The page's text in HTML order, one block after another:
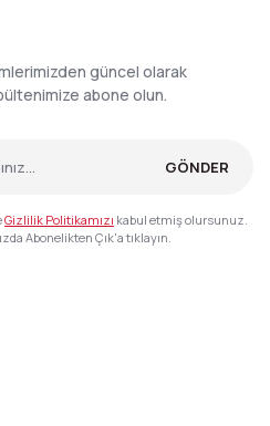
güncel olarak
abone olun.
GÖNDER
Gizlilik Politikamızı kabul etmiş olursunuz.
Abonelikten Çık'a tıklayın.